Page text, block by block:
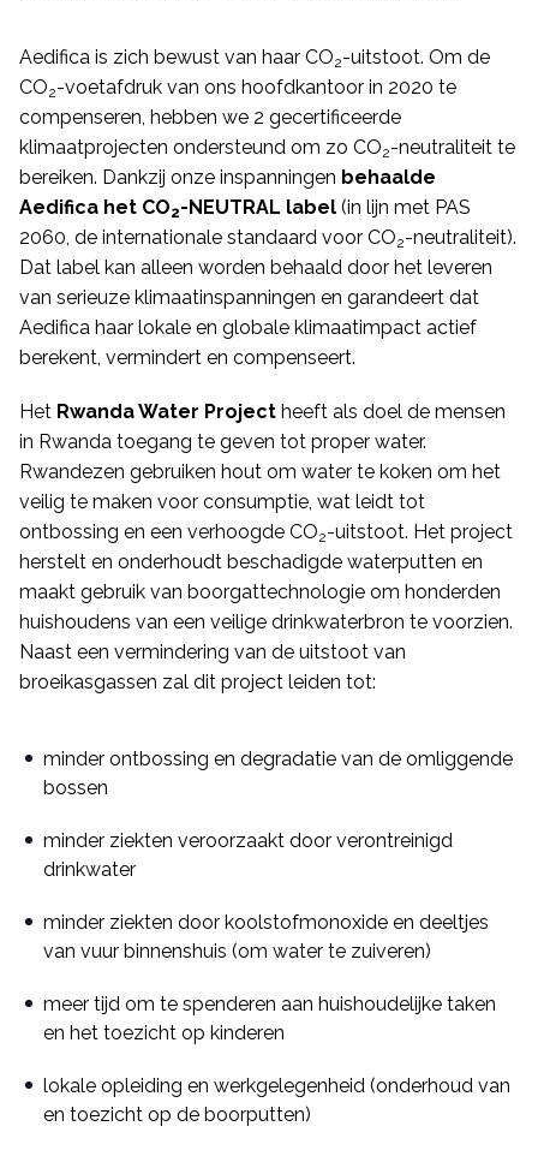
Aedifica is zich bewust van haar CO2-uitstoot. Om de
CO2-voetafdruk van ons hoofdkantoor in 2020 te
compenseren, hebben we 2 gecertificeerde
klimaatprojecten ondersteund om zo CO2-neutraliteit te
bereiken. Dankzij onze inspanningen behaalde
Aedifica het CO2-NEUTRAL label (in lijn met PAS
2060, de internationale standaard voor CO2-neutraliteit).
Dat label kan alleen worden behaald door het leveren
van serieuze klimaatinspanningen en garandeert dat
Aedifica haar lokale en globale klimaatimpact actief
berekent, vermindert en compenseert.
Het Rwanda Water Project heeft als doel de mensen
in Rwanda toegang te geven tot proper water.
Rwandezen gebruiken hout om water te koken om het
veilig te maken voor consumptie, wat leidt tot
ontbossing en een verhoogde CO2-uitstoot. Het project
herstelt en onderhoudt beschadigde waterputten en
maakt gebruik van boorgattechnologie om honderden
huishoudens van een veilige drinkwaterbron te voorzien.
Naast een vermindering van de uitstoot van
broeikasgassen zal dit project leiden tot:
minder ontbossing en degradatie van de omliggende
bossen
minder ziekten veroorzaakt door verontreinigd
drinkwater
minder ziekten door koolstofmonoxide en deeltjes
van vuur binnenshuis (om water te zuiveren)
meer tijd om te spenderen aan huishoudelijke taken
en het toezicht op kinderen
lokale opleiding en werkgelegenheid (onderhoud van
en toezicht op de boorputten)